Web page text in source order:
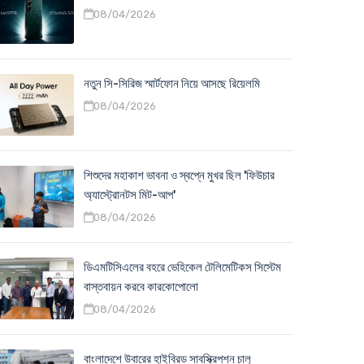
08/04/2026
নতুন সি-সিরিজ স্মার্টফোন নিয়ে আসছে রিয়েলমি
08/04/2026
শিশুদের মহাকাশ ভাবনা ও স্বপ্নে মুখর ছিল 'ফিউচার
অ্যাস্ট্রোনটস মিট-আপ'
08/04/2026
ডিএমটিসিএলের বহরে ভেহিকেল টেলিমেটিকস সিস্টেম
বাস্তবায়ন করবে কারকোপোলো
08/04/2026
বাংলাদেশে উবারের হাইব্রিড সাবস্ক্রিপশন চালু